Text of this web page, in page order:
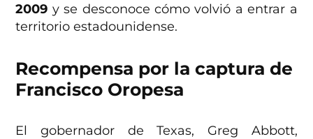
2009 y se desconoce cómo volvió a entrar a
territorio estadounidense.
Recompensa por la captura de
Francisco Oropesa
El gobernador de Texas, Greg Abbott,